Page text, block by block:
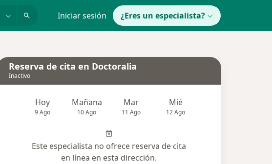
Iniciar sesión ¿Eres un especialista?
Reserva de cita en Doctoralia
Inactivo
Hoy
9 Ago
Mañana
10 Ago
Mar
11 Ago
Mié
12 Ago
Este especialista no ofrece reserva de cita
en línea en esta dirección.